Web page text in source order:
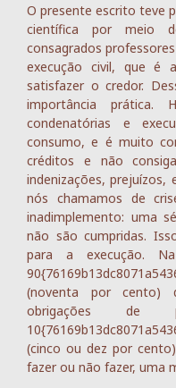
O presente escrito teve
científica por meio
consagrados
execução civil, que é
satisfazer o credor.
importância prática.
condenatórias e
consumo, e é muito
créditos e não
indenizações,
nós chamamos de
inadimplemento: uma
não são cumpridas.
para a execução.
(noventa por cento)
obrigações
(cinco ou dez por
fazer ou não fazer, uma